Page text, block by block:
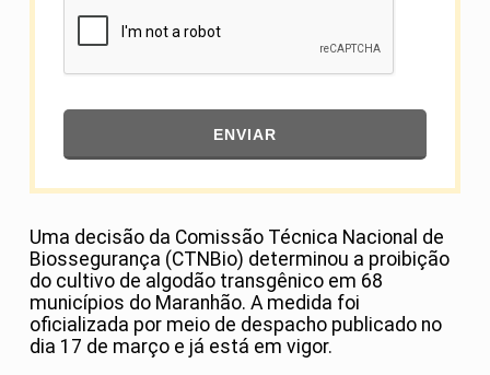
ENVIAR
Uma decisão da Comissão Técnica Nacional de
Biossegurança (CTNBio) determinou a proibição
do cultivo de algodão transgênico em 68
municípios do Maranhão. A medida foi
oficializada por meio de despacho publicado no
dia 17 de março e já está em vigor.